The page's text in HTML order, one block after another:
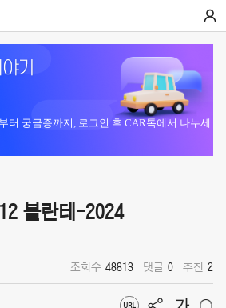
터 궁금증까지, 로그인 후 CAR톡에서 나누세
볼란테-2024
조회수 48813 댓글 0 추천 2